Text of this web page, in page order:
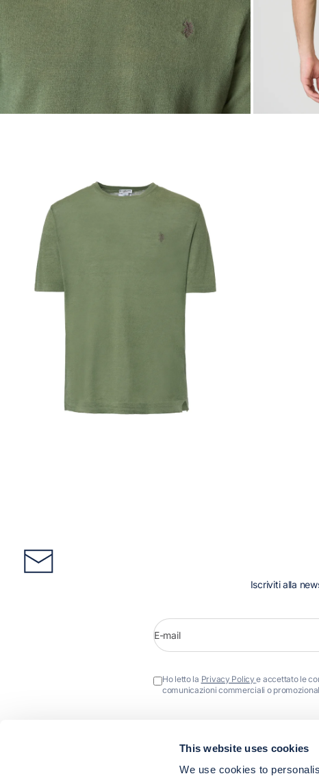
This website uses cookies
We use cookies to
Iscriviti alla
E-mail
Ho letto la Privacy Policye accettato le
comunicazioni commerciali o